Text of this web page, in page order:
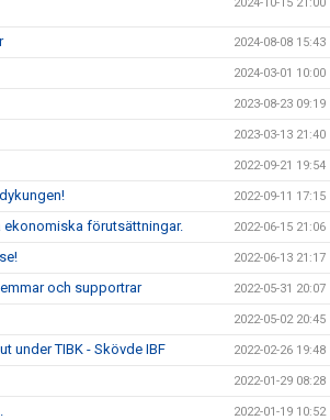
2024-08-08 15:43
2024-03-01 10:00
2023-08-23 09:19
2023-03-13 21:40
2022-09-21 19:54
2022-09-11 17:15
förutsättningar. 2022-06-15 21:06
2022-06-13 21:17
och supportrar 2022-05-31 20:07
2022-05-02 20:45
under TIBK - Skövde IBF 2022-02-26 19:48
2022-01-29 08:28
2022-01-19 10:52